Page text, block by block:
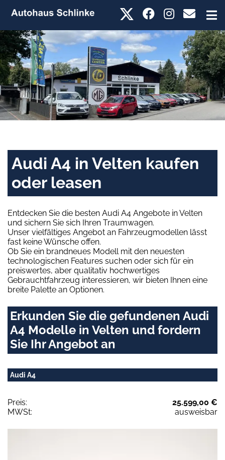
Audi A4 in Velten kaufen
oder leasen
Entdecken Sie die besten Audi A4 Angebote in Velten
und sichern Sie sich Ihren Traumwagen.
Unser vielfältiges Angebot an Fahrzeugmodellen lässt
fast keine Wünsche offen.
Ob Sie ein brandneues Modell mit den neuesten
technologischen Features suchen oder sich für ein
preiswertes, aber qualitativ hochwertiges
Gebrauchtfahrzeug interessieren, wir bieten Ihnen eine
breite Palette an Optionen.
Erkunden Sie die gefundenen Audi
A4 Modelle in Velten und fordern
Sie Ihr Angebot an
Audi A4
Preis:
25.599,00 €
MWSt:
ausweisbar